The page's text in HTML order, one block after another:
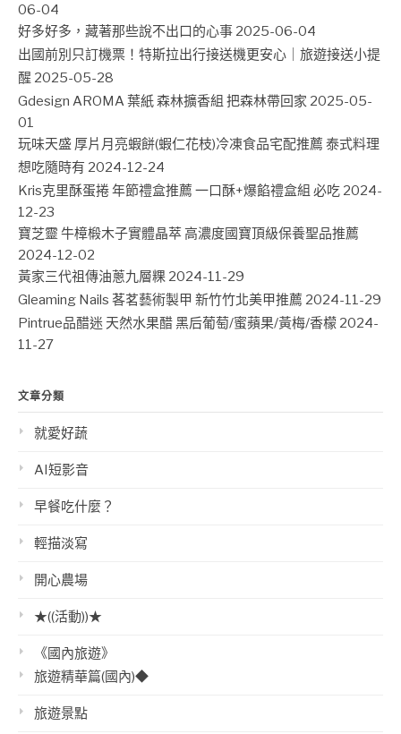
06-04
好多好多，藏著那些說不出口的心事 2025-06-04
出國前別只訂機票！特斯拉出行接送機更安心｜旅遊接送小提
醒 2025-05-28
Gdesign AROMA 葉紙 森林擴香組 把森林帶回家 2025-05-
01
玩味天盛 厚片月亮蝦餅(蝦仁花枝)冷凍食品宅配推薦 泰式料理
想吃隨時有 2024-12-24
Kris克里酥蛋捲 年節禮盒推薦 一口酥+爆餡禮盒組 必吃 2024-
12-23
寶芝靈 牛樟椴木子實體晶萃 高濃度國寶頂級保養聖品推薦
2024-12-02
黃家三代祖傳油蔥九層粿 2024-11-29
Gleaming Nails 茖茗藝術製甲 新竹竹北美甲推薦 2024-11-29
Pintrue品醋迷 天然水果醋 黑后葡萄/蜜蘋果/黃梅/香檬 2024-
11-27
文章分類
就愛好蔬
AI短影音
早餐吃什麼？
輕描淡寫
開心農場
★((活動))★
《國內旅遊》
旅遊精華篇(國內)◆
旅遊景點